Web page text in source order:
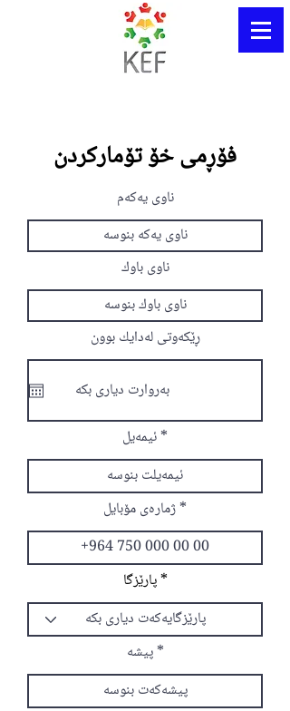
فۆڕمی خۆ تۆمارکردن
ناوی یەکەم
ناوی باوك
ڕێکەوتی لەدایك بوون
ئیمەیل
ژمارەی مۆبایل
پارێزگا
پیشە